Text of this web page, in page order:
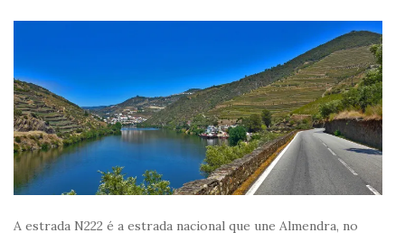
A estrada N222 é a estrada nacional que une Almendra, no